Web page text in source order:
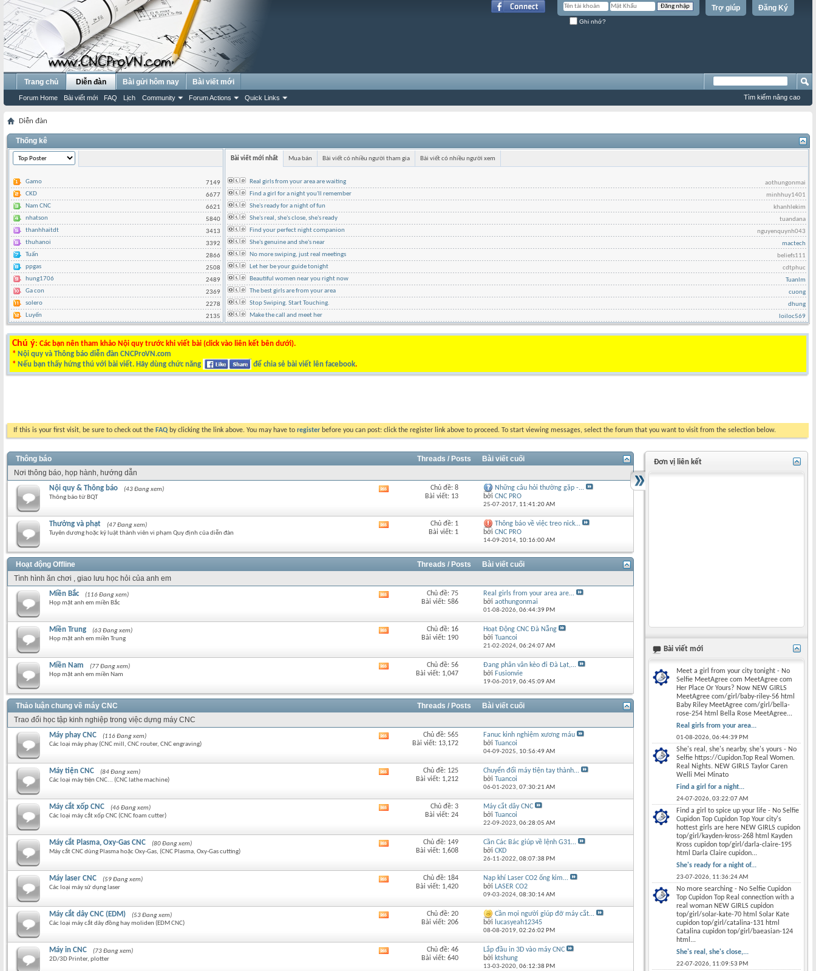
Đăng Ký
Trợ giúp
Ghi nhớ?
Trang chủ Diễn đàn
Forum Home Bài viết mới FAQ Lịch Community Forum Actions Quick Links
Bài gửi hôm nay Bài viết mới
Tìm kiếm nâng cao
Diễn đàn
Thống kê
7149
Gamo
6677
CKD
6621
Nam CNC
5840
nhatson
3413
thanhhaitdt
3392
thuhanoi
2866
Tuấn
2508
ppgas
2489
hung1706
2369
Ga con
2278
solero
2135
Luyến
Bài viết mới nhất Mua bán Bài viết có nhiều người tham gia Bài viết có nhiều người xem
aothungonmai
Real girls from your area are waiting
minhhuy1401
Find a girl for a night you'll remember
khanhlekim
She's ready for a night of fun
tuandana
She's real, she's close, she's ready
nguyenquynh043
Find your perfect night companion
mactech
She's genuine and she's near
beliefs111
No more swiping, just real meetings
cdtphuc
Let her be your guide tonight
Tuanlm
Beautiful women near you right now
cuong
The best girls are from your area
dhung
Stop Swiping. Start Touching.
loiloc569
Make the call and meet her
Chú ý: Các bạn nên tham khảo Nội quy trước khi viết bài (click vào liên kết bên dưới).
* Nội quy và Thông báo diễn đàn CNCProVN.com
* Nếu bạn thấy hứng thú với bài viết. Hãy dùng chức năng để chia sẻ bài viết lên facebook.
If this is your first visit, be sure to check out the FAQ by clicking the link above. You may have to register before you can post: click the register link above to proceed. To start viewing messages, select the forum that you want to visit from the selection below.
Thông báo Threads / Posts
Bài viết cuối
Nơi thông báo, họp hành, hướng dẫn
Nội quy & Thông báo
(43 Đang xem)
Thông báo từ BQT
diễn
Chủ đề: 8
Bài viết: 13
Những câu hỏi thường gặp -...
bởi CNC PRO
25-07-2017, 11:41:20 AM
Thưởng và phạt
(47 Đang xem)
Tuyên dương hoặc kỷ luật thành viên vi phạm Quy định của diễn đàn
diễn
này
Chủ đề: 1
Bài viết: 1
Thông báo về việc treo nick...
bởi CNC PRO
14-09-2014, 10:16:00 AM
Hoạt động Offline Threads / Posts
Bài viết cuối
Tình hình ăn chơi , giao lưu học hỏi của anh em
Miền Bắc
(116 Đang xem)
Họp mặt anh em miền Bắc
diễn
Chủ đề: 75
Bài viết: 586
Real girls from your area are...
bởi aothungonmai
01-08-2026, 06:44:39 PM
Miền Trung
(63 Đang xem)
Họp mặt anh em miền Trung
diễn
Chủ đề: 16
Bài viết: 190
Hoạt Động CNC Đà Nẵng
bởi Tuancoi
21-02-2024, 06:24:07 AM
Miền Nam
(77 Đang xem)
Họp mặt anh em miền Nam
diễn
này
Chủ đề: 56
Bài viết: 1,047
Đang phân vân kèo đi Đà Lạt,...
bởi Fusionvie
19-06-2019, 06:45:09 AM
Thảo luận chung về máy CNC Threads / Posts
Bài viết cuối
Trao đổi học tập kinh nghiệp trong việc dựng máy CNC
Máy phay CNC
(116 Đang xem)
Các loại máy phay (CNC mill, CNC router, CNC engraving)
diễn
Chủ đề: 565
Bài viết: 13,172
Fanuc kinh nghiệm xương máu
bởi Tuancoi
04-09-2025, 10:56:49 AM
Máy tiện CNC
(84 Đang xem)
Các loại máy tiện CNC... (CNC lathe machine)
diễn
Chủ đề: 125
Bài viết: 1,212
Chuyển đổi máy tiện tay thành...
bởi Tuancoi
06-01-2023, 07:30:21 AM
Máy cắt xốp CNC
(46 Đang xem)
Các loại máy cắt xốp CNC (CNC foam cutter)
diễn
Chủ đề: 3
Bài viết: 24
Máy cắt dây CNC
bởi Tuancoi
22-09-2023, 06:28:05 AM
Máy cắt Plasma, Oxy-Gas CNC
(80 Đang xem)
Máy cắt CNC dùng Plasma hoặc Oxy-Gas, (CNC Plasma, Oxy-Gas cutting)
diễn
Chủ đề: 149
Bài viết: 1,608
Cần Các Bác giúp về lệnh G31...
bởi CKD
26-11-2022, 08:07:38 PM
Máy laser CNC
(59 Đang xem)
Các loại máy sử dụng laser
diễn
Chủ đề: 184
Bài viết: 1,420
Nạp khí Laser CO2 ống kim...
bởi LASER CO2
09-03-2024, 08:30:14 AM
Máy cắt dây CNC (EDM)
(53 Đang xem)
Các loại máy cắt dây đồng hay moliden (EDM CNC)
diễn
Chủ đề: 20
Bài viết: 206
Cần mọi người giúp đỡ máy cắt...
bởi lucasyeah12345
08-08-2019, 02:26:02 PM
Máy in CNC
(73 Đang xem)
2D/3D Printer, plotter
Chủ đề: 46
Bài viết: 640
Lắp đầu in 3D vào máy CNC
bởi ktshung
13-03-2020, 06:12:38 PM
Đơn vị liên kết
Bài viết mới
Meet a girl from your city tonight - No
Selfie MeetAgree com MeetAgree com
Her Place Or Yours? Now NEW GIRLS
MeetAgree com/girl/baby-riley-56 html
Baby Riley MeetAgree com/girl/bella-
rose-254 html Bella Rose MeetAgree...
Real girls from your area...
01-08-2026, 06:44:39 PM
She's real, she's nearby, she's yours - No
Selfie https://Cupidon.Top Real Women.
Real Nights. NEW GIRLS Taylor Caren
Welli Mei Minato
Find a girl for a night...
24-07-2026, 03:22:07 AM
Find a girl to spice up your life - No Selfie
Cupidon Top Cupidon Top Your city's
hottest girls are here NEW GIRLS cupidon
top/girl/kayden-kross-268 html Kayden
Kross cupidon top/girl/darla-claire-195
html Darla Claire cupidon...
She's ready for a night of...
23-07-2026, 11:36:24 AM
No more searching - No Selfie Cupidon
Top Cupidon Top Real connection with a
real woman NEW GIRLS cupidon
top/girl/solar-kate-70 html Solar Kate
cupidon top/girl/catalina-131 html
Catalina cupidon top/girl/baeasian-124
html...
She's real, she's close,...
22-07-2026, 11:09:53 PM